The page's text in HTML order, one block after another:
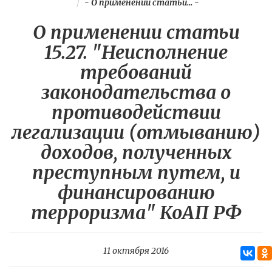
- О применении статьи...-
О применении статьи
15.27. "Неисполнение
требований
законодательства о
противодействии
легализации (отмыванию)
доходов, полученных
преступным путем, и
финансированию
терроризма" КоАП РФ
11 октября 2016